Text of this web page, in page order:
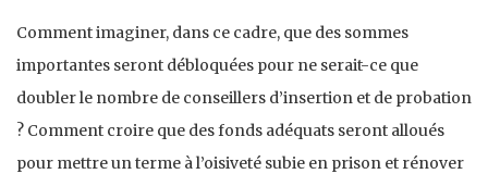
Comment imaginer, dans ce cadre, que des sommes
importantes seront débloquées pour ne serait-ce que
doubler le nombre de conseillers d’insertion et de probation
? Comment croire que des fonds adéquats seront alloués
pour mettre un terme à l’oisiveté subie en prison et rénover